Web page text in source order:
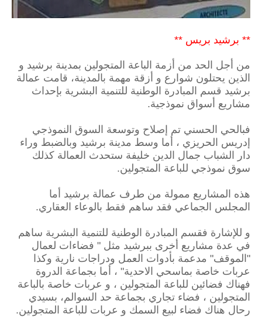
** برشيد بريس **
من أجل الحد من أزمة الباعة المتجولين بمدينة برشيد و
الذين يحتلون شوارع و أزقة مهمة بالمدينة، قامت عمالة
برشيد قسم المبادرة الوطنية للتنمية البشرية بإحداث
مشاريع أسواق نموذجية.
فبالحي الحسني تم إصلاح وتوسعة السوق النموذجي
إدريس الحريزي ، أما وسط مدينة برشيد وبالضبط وراء
دار الشباب جمال الدين خليفة ستحدث العمالة كذلك
سوق نموذجي للباعة المتجولين.
هذه المشاريع ممولة من طرف عمالة برشيد أما
المجلس الجماعي فقد ساهم فقط بالوعاء العقاري.
و للإشارة فقسم المبادرة الوطنية للتنمية البشرية ساهم
في عدة مشاريع أخرى ببرشيد مثل " فضاءات لعمال
"الموقف" مدعمة بأدوات العمل ودراجات نارية وكذا
عربات خاصة بماسحي الاحدية" ، أما بجماعة الدروة
فهناك فضائين للباعة المتجولين ، و عربات خاصة بالباعة
المتجولين ، فضاء تجاري بجماعة حد السوالم، بسيدي
رحال هناك فضاء لبيع السمك و عربات للباعة المتجولين.